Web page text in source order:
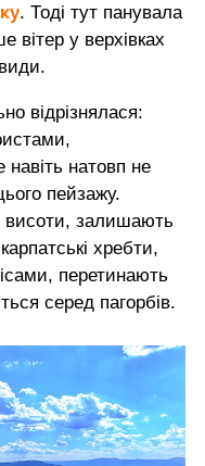
. Тоді тут панувала
у верхівках
відрізнялася:
натовп не
пейзажу.
висоти, залишають
хребти,
перетинають
серед пагорбів.